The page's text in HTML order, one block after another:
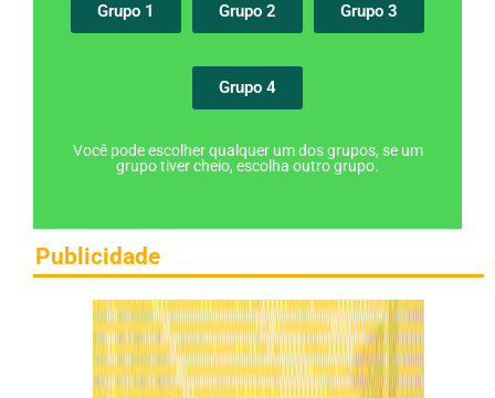
Grupo 1 Grupo 2 Grupo 3
Grupo 4
Você pode escolher qualquer um dos grupos, se um
grupo tiver cheio, escolha outro grupo.
Publicidade